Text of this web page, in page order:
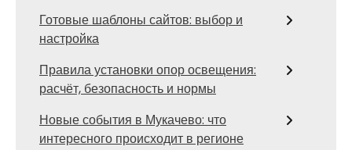
Готовые шаблоны сайтов: выбор и
настройка
Правила установки опор освещения:
расчёт, безопасность и нормы
Новые события в Мукачево: что
интересного происходит в регионе